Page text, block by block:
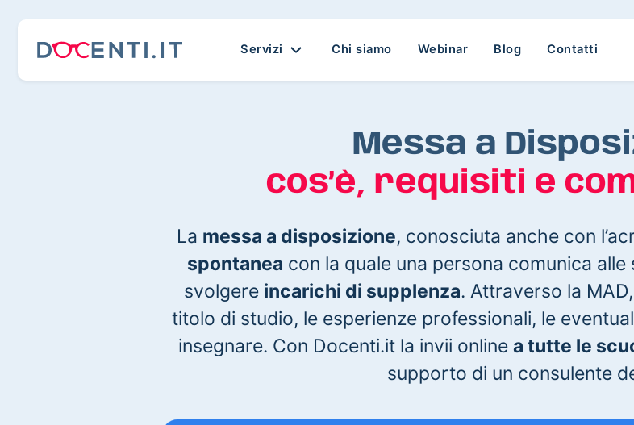
Servizi Chi siamo Webinar Blog Contatti
Messa a
cos’è, requisiti e
La messa a disposizione, conosciuta anche con
spontanea con la quale una persona comunica
svolgere incarichi di supplenza. Attraverso la
titolo di studio, le esperienze professionali, le
insegnare. Con Docenti.it la invii online a tutte le
supporto di un consulente